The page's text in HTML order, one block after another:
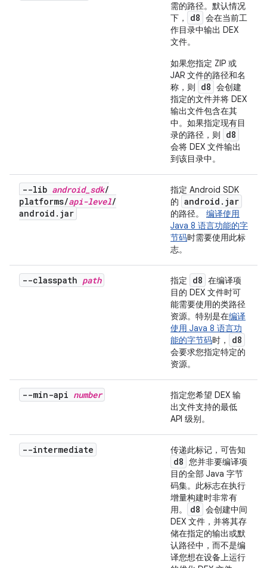
需的路径。默认情况
下，
d8 会在当前工
作目录中输出 DEX
文件。
如果您指定 ZIP 或
JAR 文件的路径和名
称，则
d8 会创建
指定的文件并将 DEX
输出文件包含在其
中。如果指定现有目
录的路径，则
d8
会将 DEX 文件输出
到该目录中。
--lib android_ sdk/
platforms/api-level/
android . jar
指定 Android SDK
的 android . jar
的路径。 编译使用
Java 8 语言功能的字
节码时需要使用此标
志。
--classpath path 指定 d8 在编译项
目的 DEX 文件时可
能需要使用的类路径
资源。特别是在编译
使用 Java 8 语言功
能的字节码时， d8
会要求您指定特定的
资源。
--min-api number
指定您希望 DEX 输
出文件支持的最低
API 级别。
--intermediate 传递此标记，可告知
d8 您并非要编译项
目的全部 Java 字节
码集。此标志在执行
增量构建时非常有
用。
d8 会创建中间
DEX 文件，并将其存
储在指定的输出或默
认路径中，而不是编
译您想在设备上运行